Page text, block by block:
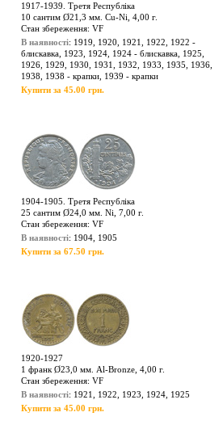
1917-1939. Третя Республіка
10 сантим Ø21,3 мм. Cu-Ni, 4,00 г.
Стан збереження: VF
В наявності: 1919, 1920, 1921, 1922, 1922 -
блискавка, 1923, 1924, 1924 - блискавка, 1925,
1926, 1929, 1930, 1931, 1932, 1933, 1935, 1936,
1938, 1938 - крапки, 1939 - крапки
Купити за 45.00 грн.
1904-1905. Третя Республіка
25 сантим Ø24,0 мм. Ni, 7,00 г.
Стан збереження: VF
В наявності: 1904, 1905
Купити за 67.50 грн.
1920-1927
1 франк Ø23,0 мм. Al-Bronze, 4,00 г.
Стан збереження: VF
В наявності: 1921, 1922, 1923, 1924, 1925
Купити за 45.00 грн.